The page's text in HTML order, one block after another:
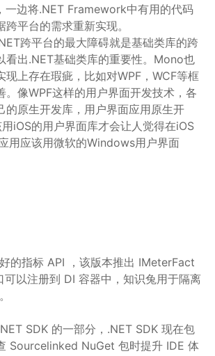
边将.NET Framework中有用的代码
跨平台的需求重新实现。
跨平台的最大障碍就是基础类库的跨
看出.NET基础类库的重要性。Mono也
现上存在瑕疵，比如对WPF，WCF等框
。像WPF这样的用户界面开发技术，各
的原生开发库，用户界面应用原生开
iOS的用户界面库才会让人觉得在iOS
用应该用微软的Windows用户界面
的指标 API ，该版本推出 IMeterFact
以注册到 DI 容器中，知识兔用于隔离
SDK 的一部分，.NET SDK 现在包
Sourcelinked NuGet 包时提升 IDE 体